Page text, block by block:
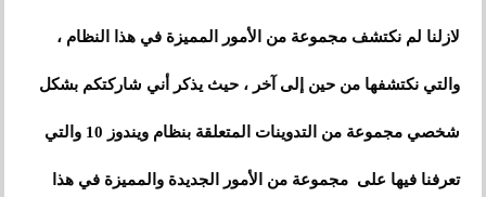
لازلنا لم نكتشف مجموعة من الأمور المميزة في هذا النظام ،
والتي نكتشفها من حين إلى آخر ، حيث يذكر أني شاركتكم بشكل
شخصي مجموعة من التدوينات المتعلقة بنظام ويندوز 10 والتي
تعرفنا فيها علىمجموعة من الأمور الجديدة والمميزة في هذا